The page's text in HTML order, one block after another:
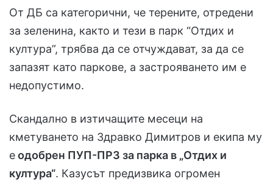
От ДБ са категорични, че терените, отредени
за зеленина, както и тези в парк “Отдих и
култура”, трябва да се отчуждават, за да се
запазят като паркове, а застрояването им е
недопустимо.
Скандално в изтичащите месеци на
кметуването на Здравко Димитров и екипа му
еодобрен ПУП-ПРЗ за парка в „Отдих и
култура“. Казусът предизвика огромен